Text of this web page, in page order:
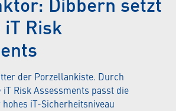
Dibbern setzt
Risk
der Porzellankiste. Durch
Risk Assessments passt die
iT-Sicherheitsniveau